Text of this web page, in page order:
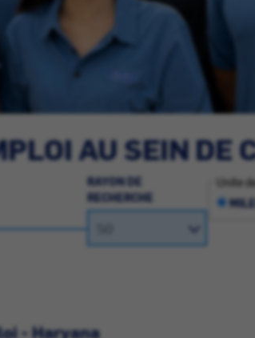
AU SEIN DE
RAYON DE
RECHERCHE
Unite
- Haryana